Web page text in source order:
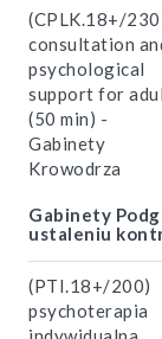
(CPLK.18+/
consultation
psychological
support for
(50 min) -
Gabinety
Krowodrza
Gabinety
ustaleniu
(PTI.18+/200)
psychoterapia